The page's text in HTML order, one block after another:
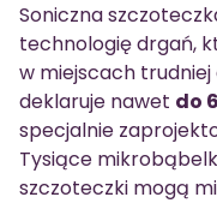
Soniczna
technologię drgań,
w miejscach
deklaruje nawet do
specjalnie
Tysiące
szczoteczki mogą